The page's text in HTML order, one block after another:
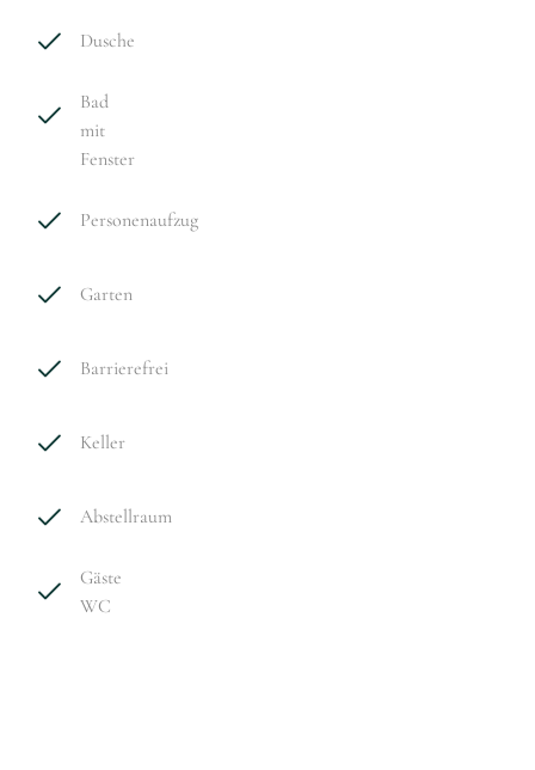
Dusche
Bad
mit
Fenster
Personenaufzug
Garten
Barrierefrei
Keller
Abstellraum
Gäste
WC